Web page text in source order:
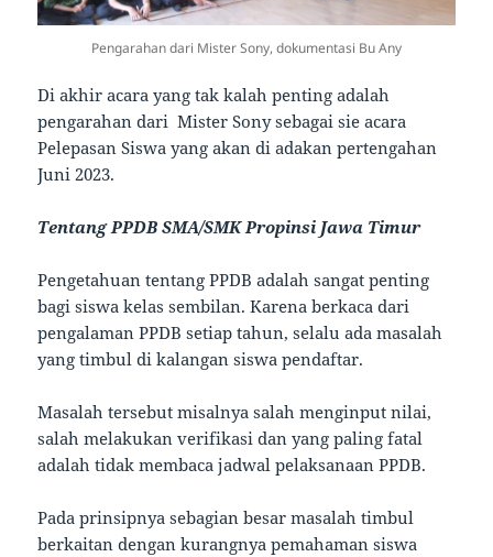
Pengarahan dari Mister Sony, dokumentasi Bu Any
Di akhir acara yang tak kalah penting adalah
pengarahan dari Mister Sony sebagai sie acara
Pelepasan Siswa yang akan di adakan pertengahan
Juni 2023.
Tentang PPDB SMA/SMK Propinsi Jawa Timur
Pengetahuan tentang PPDB adalah sangat penting
bagi siswa kelas sembilan. Karena berkaca dari
pengalaman PPDB setiap tahun, selalu ada masalah
yang timbul di kalangan siswa pendaftar.
Masalah tersebut misalnya salah menginput nilai,
salah melakukan verifikasi dan yang paling fatal
adalah tidak membaca jadwal pelaksanaan PPDB.
Pada prinsipnya sebagian besar masalah timbul
berkaitan dengan kurangnya pemahaman siswa